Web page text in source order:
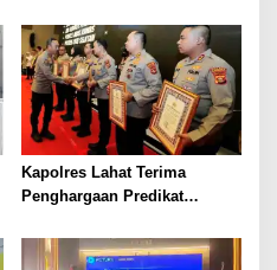
Kapolres Lahat Terima
Penghargaan Predikat
Sumsel Tahun 2026